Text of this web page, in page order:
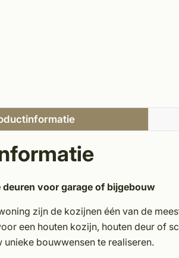
deuren voor garage of bijgebouw
zijn de kozijnen één van de
een houten kozijn, houten deur of
bouwwensen te realiseren.